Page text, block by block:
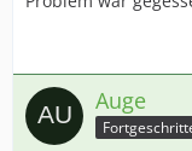
Auge